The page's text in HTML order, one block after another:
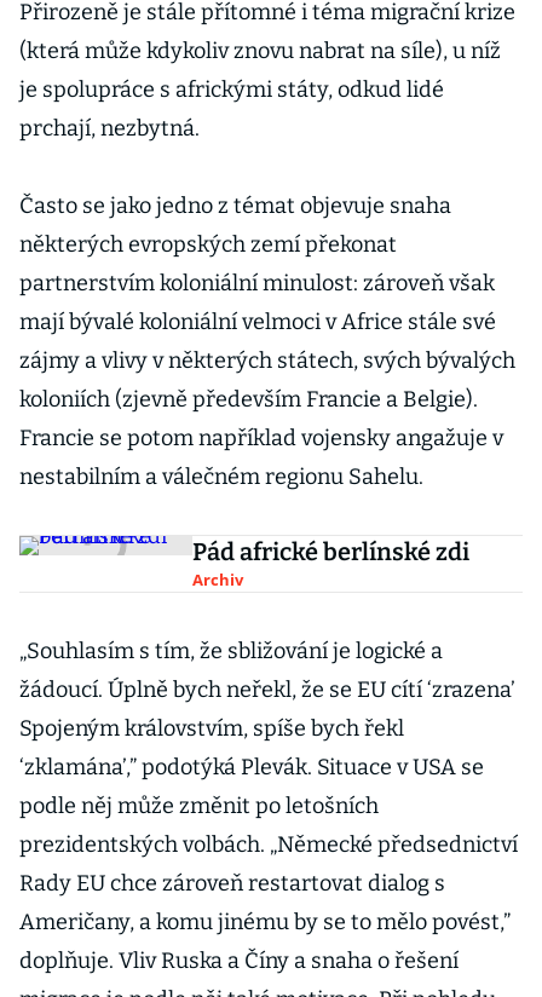
Přirozeně je stále přítomné i téma migrační krize
(která může kdykoliv znovu nabrat na síle), u níž
je spolupráce s africkými státy, odkud lidé
prchají, nezbytná.
Často se jako jedno z témat objevuje snaha
některých evropských zemí překonat
partnerstvím koloniální minulost: zároveň však
mají bývalé koloniální velmoci v Africe stále své
zájmy a vlivy v některých státech, svých bývalých
koloniích (zjevně především Francie a Belgie).
Francie se potom například vojensky angažuje v
nestabilním a válečném regionu Sahelu.
Pád africké berlínské zdi
Archiv
„Souhlasím s tím, že sbližování je logické a
žádoucí. Úplně bych neřekl, že se EU cítí ‘zrazena’
Spojeným královstvím, spíše bych řekl
‘zklamána’,” podotýká Plevák. Situace v USA se
podle něj může změnit po letošních
prezidentských volbách. „Německé předsednictví
Rady EU chce zároveň restartovat dialog s
Američany, a komu jinému by se to mělo povést,”
doplňuje. Vliv Ruska a Číny a snaha o řešení